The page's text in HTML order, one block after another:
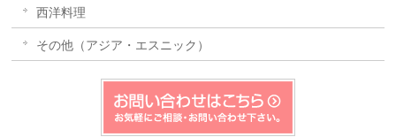
西洋料理
その他（アジア・エスニック）